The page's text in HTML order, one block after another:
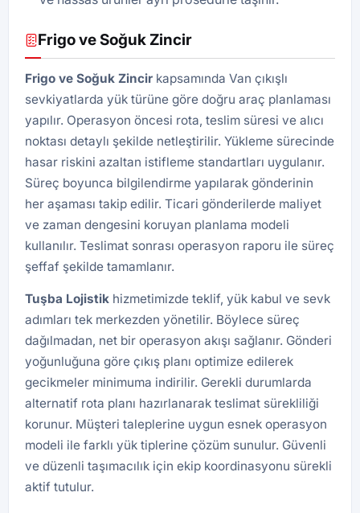
Frigo ve Soğuk Zincir
Frigo ve Soğuk Zincir kapsamında Van çıkışlı
sevkiyatlarda yük türüne göre doğru araç planlaması
yapılır. Operasyon öncesi rota, teslim süresi ve alıcı
noktası detaylı şekilde netleştirilir. Yükleme sürecinde
hasar riskini azaltan istifleme standartları uygulanır.
Süreç boyunca bilgilendirme yapılarak gönderinin
her aşaması takip edilir. Ticari gönderilerde maliyet
ve zaman dengesini koruyan planlama modeli
kullanılır. Teslimat sonrası operasyon raporu ile süreç
şeffaf şekilde tamamlanır.
Tuşba Lojistik hizmetimizde teklif, yük kabul ve sevk
adımları tek merkezden yönetilir. Böylece süreç
dağılmadan, net bir operasyon akışı sağlanır. Gönderi
yoğunluğuna göre çıkış planı optimize edilerek
gecikmeler minimuma indirilir. Gerekli durumlarda
alternatif rota planı hazırlanarak teslimat sürekliliği
korunur. Müşteri taleplerine uygun esnek operasyon
modeli ile farklı yük tiplerine çözüm sunulur. Güvenli
ve düzenli taşımacılık için ekip koordinasyonu sürekli
aktif tutulur.